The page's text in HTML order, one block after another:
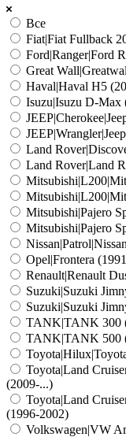
Все
Fiat|Fiat Fullback
Ford|Ranger|Ford
Great
Haval|Haval H5
Isuzu|Isuzu D-Max
Land
Land Rover|Land
Mitsubishi|Pajero
Mitsubishi|Pajero
Opel|Frontera
Renault|Renault
Suzuki|Suzuki
Suzuki|Suzuki
TANK|TANK 300
TANK|TANK 500
Toyota|Land
(2009-...)
Toyota|Land
(1996-2002)
Volkswagen|VW